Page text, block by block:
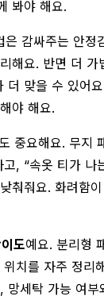
봐야 해요.
은 감싸주는 안정
해요. 반면 더 가
더 맞을 수 있어
야 해요.
도 중요해요. 무지
, “속옷 티가 나
춰줘요. 화려함
도예요. 분리형
치를 자주 정리
망세탁 가능 여